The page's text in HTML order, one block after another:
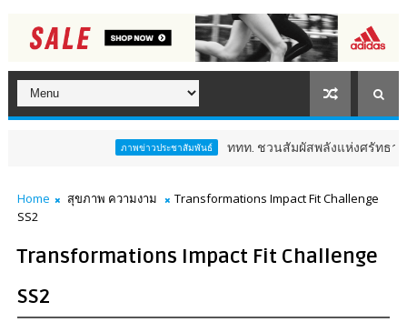
ภาพข่าวประชาสัมพันธ์ ททท. ชวนสัมผัสพลังแห่งศรัทธา ร่วมงาน
Home สุขภาพ ความงาม
Transformations Impact Fit Challenge
SS2
Transformations Impact Fit Challenge
SS2